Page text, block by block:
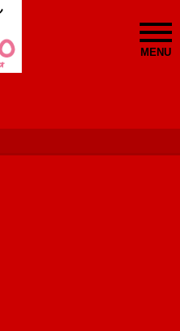
MENU